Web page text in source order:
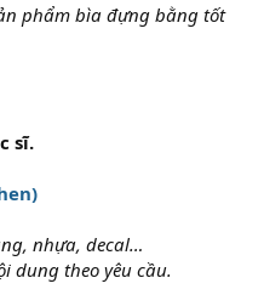
phẩm bìa đựng bằng tốt
sĩ.
nhựa, decal…
dung theo yêu cầu.